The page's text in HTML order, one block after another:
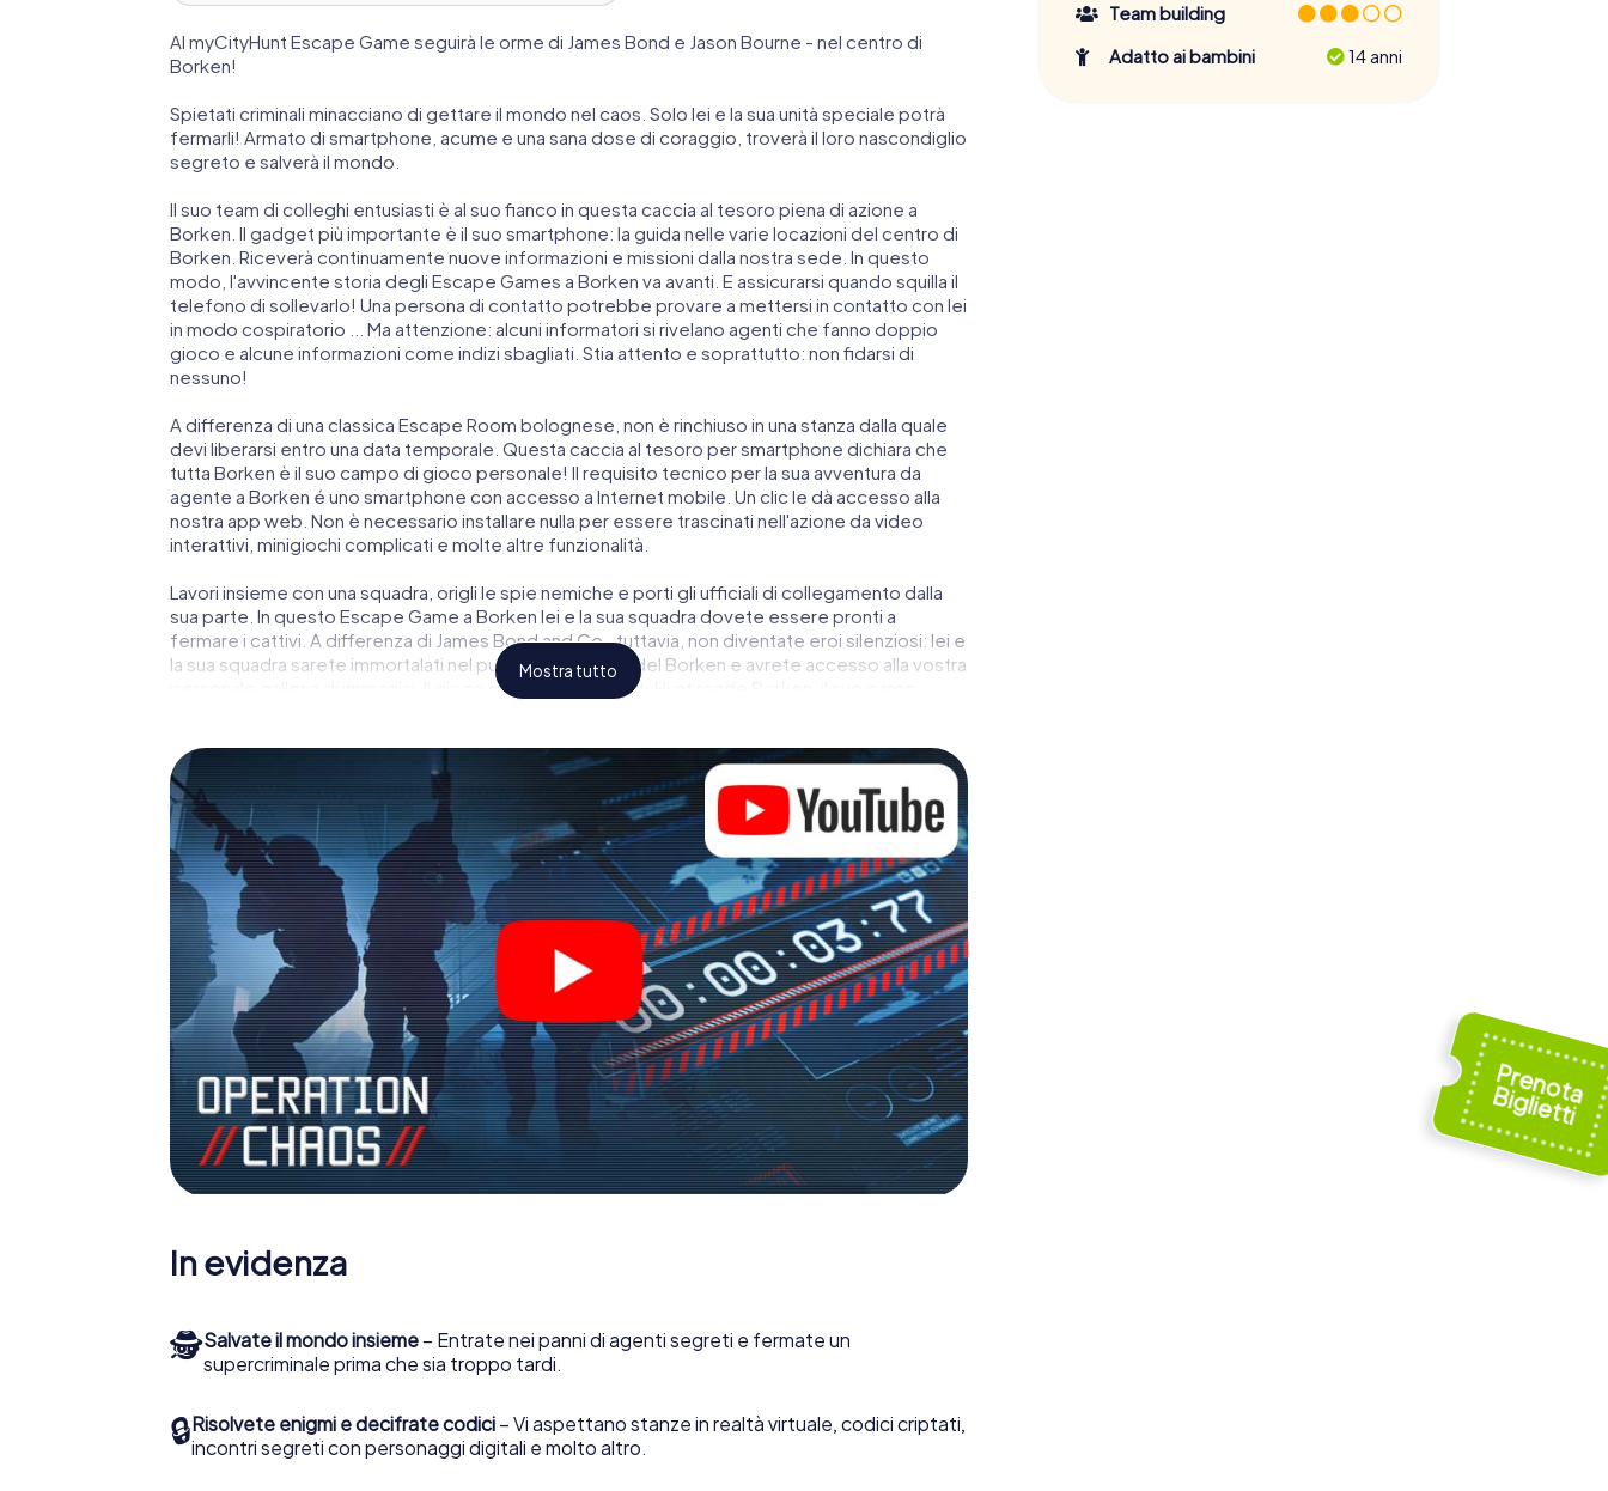
Al myCityHunt Escape Game seguirà le orme di James Bond e Jason Bourne - nel centro di
Borken!
Spietati criminali minacciano di gettare il mondo nel caos. Solo lei e la sua unità speciale potrà
fermarli! Armato di smartphone, acume e una sana dose di coraggio, troverà il loro nascondiglio
segreto e salverà il mondo.
Il suo team di colleghi entusiasti è al suo fianco in questa caccia al tesoro piena di azione a
Borken. Il gadget più importante è il suo smartphone: la guida nelle varie locazioni del centro di
Borken. Riceverà continuamente nuove informazioni e missioni dalla nostra sede. In questo
modo, l'avvincente storia degli Escape Games a Borken va avanti. E assicurarsi quando squilla il
telefono di sollevarlo! Una persona di contatto potrebbe provare a mettersi in contatto con lei
in modo cospiratorio ... Ma attenzione: alcuni informatori si rivelano agenti che fanno doppio
gioco e alcune informazioni come indizi sbagliati. Stia attento e soprattutto: non fidarsi di
nessuno!
A differenza di una classica Escape Room bolognese, non è rinchiuso in una stanza dalla quale
devi liberarsi entro una data temporale. Questa caccia al tesoro per smartphone dichiara che
tutta Borken è il suo campo di gioco personale! Il requisito tecnico per la sua avventura da
agente a Borken é uno smartphone con accesso a Internet mobile. Un clic le dà accesso alla
nostra app web. Non è necessario installare nulla per essere trascinati nell'azione da video
interattivi, minigiochi complicati e molte altre funzionalità.
Lavori insieme con una squadra, origli le spie nemiche e porti gli ufficiali di collegamento dalla
sua parte. In questo Escape Game a Borken lei e la sua squadra dovete essere pronti a
fermare i cattivi. A differenza di James Bond and Co., tuttavia, non diventate eroi silenziosi: lei e
la sua squadra sarete immortalati nel punteggio più alto del Borken e avrete accesso alla vostra
personale galleria di immagini. Il gioco di Escape di myCityHunt rende Borken, il suo parco
Mostra tutto
In evidenza
🕵Salvate il mondo insieme – Entrate nei panni di agenti segreti e fermate un
supercriminale prima che sia troppo tardi.
🔒Risolvete enigmi e decifrate codici – Vi aspettano stanze in realtà virtuale, codici criptati,
incontri segreti con personaggi digitali e molto altro.
Team building
Adatto ai bambini
14 anni